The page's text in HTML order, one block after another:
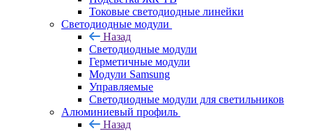
Токовые светодиодные линейки
Светодиодные модули
Назад
Светодиодные модули
Герметичные модули
Модули Samsung
Управляемые
Светодиодные модули для светильников
Алюминиевый профиль
Назад